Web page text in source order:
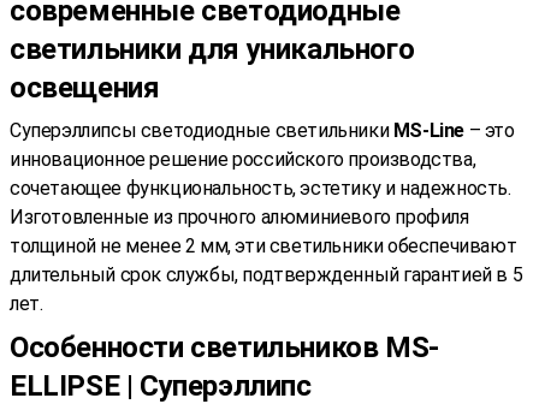
современные светодиодные
светильники для уникального
освещения
Суперэллипсы светодиодные светильники MS-Line – это
инновационное решение российского производства,
сочетающее функциональность, эстетику и надежность.
Изготовленные из прочного алюминиевого профиля
толщиной не менее 2 мм, эти светильники обеспечивают
длительный срок службы, подтвержденный гарантией в 5
лет.
Особенности светильников MS-
ELLIPSE | Суперэллипс